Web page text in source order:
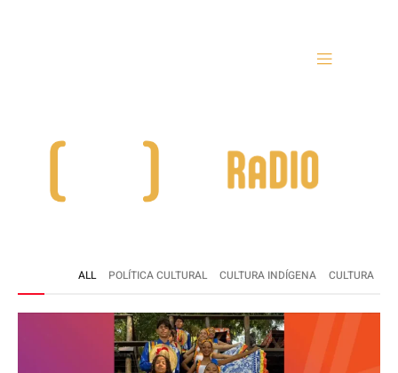
ALL POLÍTICA CULTURAL CULTURA INDÍGENA CULTURA